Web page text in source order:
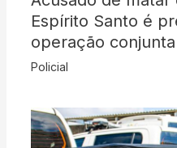
Espírito Santo é
operação
Policial